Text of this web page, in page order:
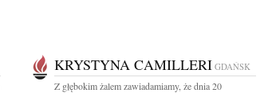
KRYSTYNA CAMILLERI GDAŃSK
Z głębokim żalem zawiadamiamy, że dnia 20